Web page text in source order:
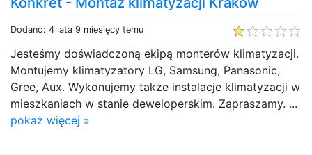
Dodano: 4 lata 9 miesięcy temu
Jesteśmy doświadczoną ekipą monterów klimatyzacji.
Montujemy klimatyzatory LG, Samsung, Panasonic,
Gree, Aux. Wykonujemy także instalacje klimatyzacji w
mieszkaniach w stanie deweloperskim. Zapraszamy. ...
pokaż więcej »